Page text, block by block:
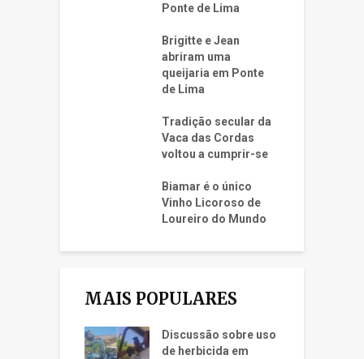
Ponte de Lima
Brigitte e Jean
abriram uma
queijaria em Ponte
de Lima
Tradição secular da
Vaca das Cordas
voltou a cumprir-se
Biamar é o único
Vinho Licoroso de
Loureiro do Mundo
MAIS POPULARES
Discussão sobre uso
de herbicida em